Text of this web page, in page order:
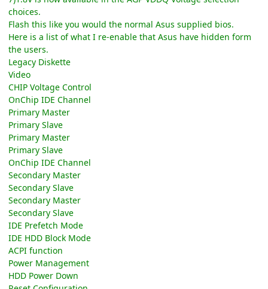
choices.
Flash this like you would the normal Asus supplied bios.
Here is a list of what I re-enable that Asus have hidden form
the users.
Legacy Diskette
Video
CHIP Voltage Control
OnChip IDE Channel
Primary Master
Primary Slave
Primary Master
Primary Slave
OnChip IDE Channel
Secondary Master
Secondary Slave
Secondary Master
Secondary Slave
IDE Prefetch Mode
IDE HDD Block Mode
ACPI function
Power Management
HDD Power Down